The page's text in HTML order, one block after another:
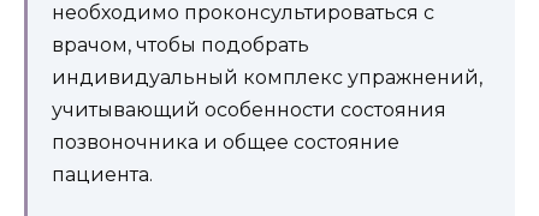
необходимо проконсультироваться с
врачом, чтобы подобрать
индивидуальный комплекс упражнений,
учитывающий особенности состояния
позвоночника и общее состояние
пациента.